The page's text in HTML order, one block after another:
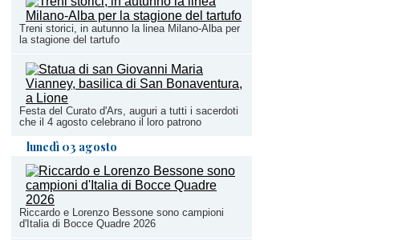
Treni storici, in autunno la linea Milano-Alba per
la stagione del tartufo
Festa del Curato d'Ars, auguri a tutti i sacerdoti
che il 4 agosto celebrano il loro patrono
lunedì 03 agosto
Riccardo e Lorenzo Bessone sono campioni
d'Italia di Bocce Quadre 2026